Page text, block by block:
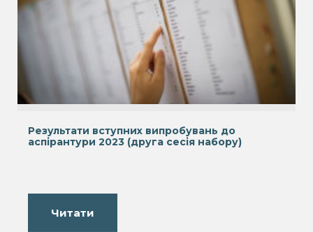
Результати вступних випробувань до
аспірантури 2023 (друга сесія набору)
Читати